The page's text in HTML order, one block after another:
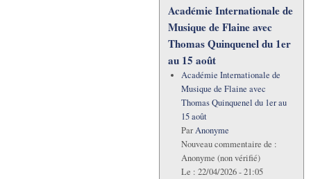
Académie Internationale de
Musique de Flaine avec
Thomas Quinquenel du 1er
au 15 août
Académie Internationale de
Musique de Flaine avec
Thomas Quinquenel du 1er au
15 août
ParAnonyme
Nouveau commentaire de :
Anonyme (non vérifié)
Le : 22/04/2026 - 21:05